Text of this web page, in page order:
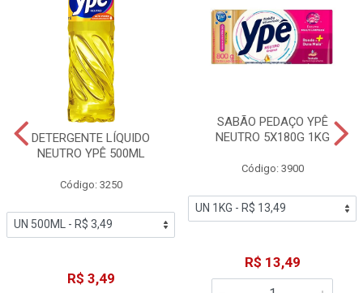
DETERGENTE LÍQUIDO
NEUTRO YPÊ 500ML
Código: 3250
R$ 3,49
SABÃO PEDAÇO YPÊ
NEUTRO 5X180G 1KG
Código: 3900
R$ 13,49